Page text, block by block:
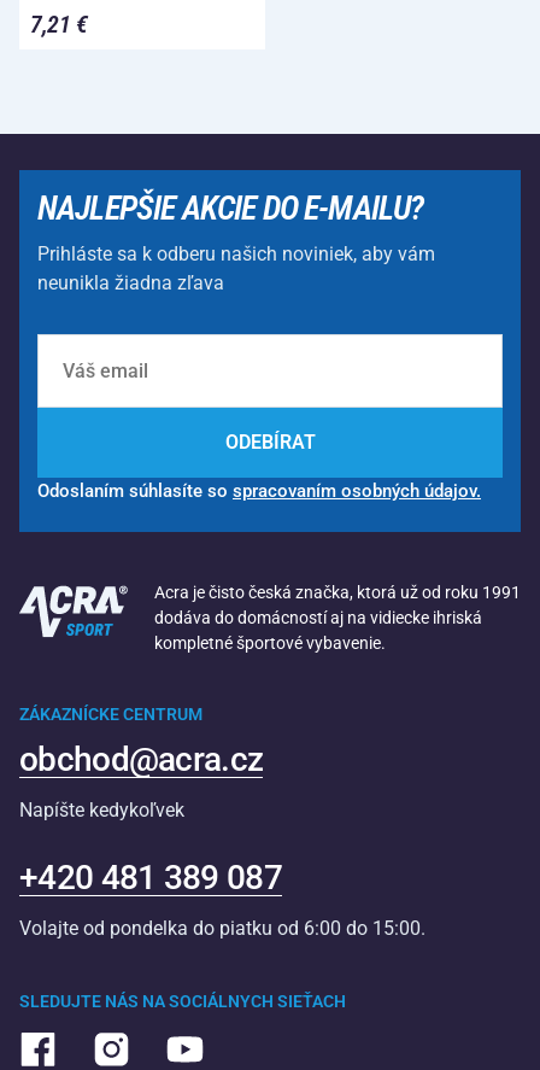
7,21 €
NAJLEPŠIE AKCIE DO E-MAILU?
Prihláste sa k odberu našich noviniek, aby vám
neunikla žiadna zľava
ODEBÍRAT
Odoslaním súhlasíte so spracovaním osobných údajov.
Acra je čisto česká značka, ktorá už od roku 1991
dodáva do domácností aj na vidiecke ihriská
kompletné športové vybavenie.
SLEDUJTE NÁS NA SOCIÁLNYCH SIEŤACH
ZÁKAZNÍCKE CENTRUM
obchod@acra.cz
Napíšte kedykoľvek
+420 481 389 087
Volajte od pondelka do piatku od 6:00 do 15:00.